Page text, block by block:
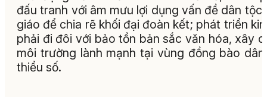
đấu tranh với âm mưu lợi dụng vấn đề dân
giáo để chia rẽ khối đại đoàn kết; phát triển
phải đi đôi với bảo tồn bản sắc văn hóa, xây
môi trường lành mạnh tại vùng đồng bào
thiểu số.